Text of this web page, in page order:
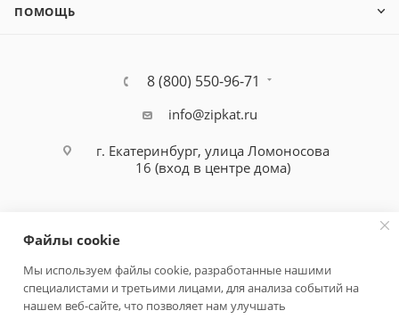
ПОМОЩЬ
8 (800) 550-96-71
info@zipkat.ru
г. Екатеринбург, улица Ломоносова
16 (вход в центре дома)
Политика конфиденциальности
Файлы cookie
Мы используем файлы cookie, разработанные нашими
специалистами и третьими лицами, для анализа событий на
нашем веб-сайте, что позволяет нам улучшать